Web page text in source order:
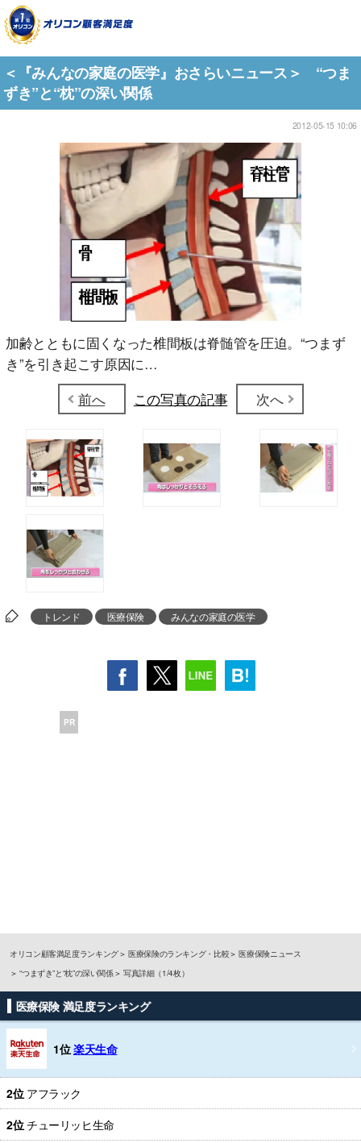
＜『みんなの家庭の医学』おさらいニュース＞ “つま
ずき”と“枕”の深い関係
2012-05-15 10:06
加齢とともに固くなった椎間板は脊髄管を圧迫。“つまず
き”を引き起こす原因に…
前へ
この写真の記事 次へ
トレンド 医療保険 みんなの家庭の医学
PR
オリコン顧客満足度ランキング 医療保険のランキング・比較
医療保険ニュース
“つまずき”と“枕”の深い関係
写真詳細（1/4枚）
医療保険 満足度ランキング
1位楽天生命
2位 アフラック
2位チューリッヒ生命